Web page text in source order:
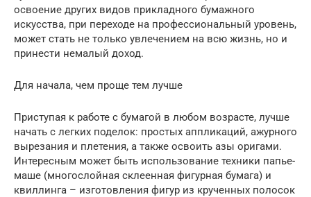
освоение других видов прикладного бумажного
искусства, при переходе на профессиональный уровень,
может стать не только увлечением на всю жизнь, но и
принести немалый доход.
Для начала, чем проще тем лучше
Приступая к работе с бумагой в любом возрасте, лучше
начать с легких поделок: простых аппликаций, ажурного
вырезания и плетения, а также освоить азы оригами.
Интересным может быть использование техники папье-
маше (многослойная склеенная фигурная бумага) и
квиллинга – изготовления фигур из крученных полосок